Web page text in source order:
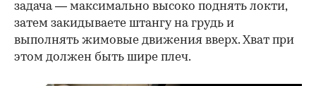
задача — максимально высоко поднять локти,
затем закидываете штангу на грудь и
выполнять жимовые движения вверх. Хват при
этом должен быть шире плеч.